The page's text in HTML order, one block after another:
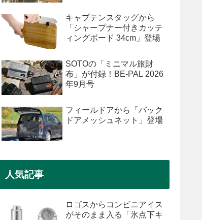
キャプテンスタッグから
「シャープナー付きカッテ
ィングボード 34cm」登場
SOTOの「ミニマル旅財
布」が付録！BE-PAL 2026
年9月号
フィールドアから「バック
ドアメッシュネット」登場
人気記事
ロゴスからコンビニアイス
がそのまま入る「氷点下キ